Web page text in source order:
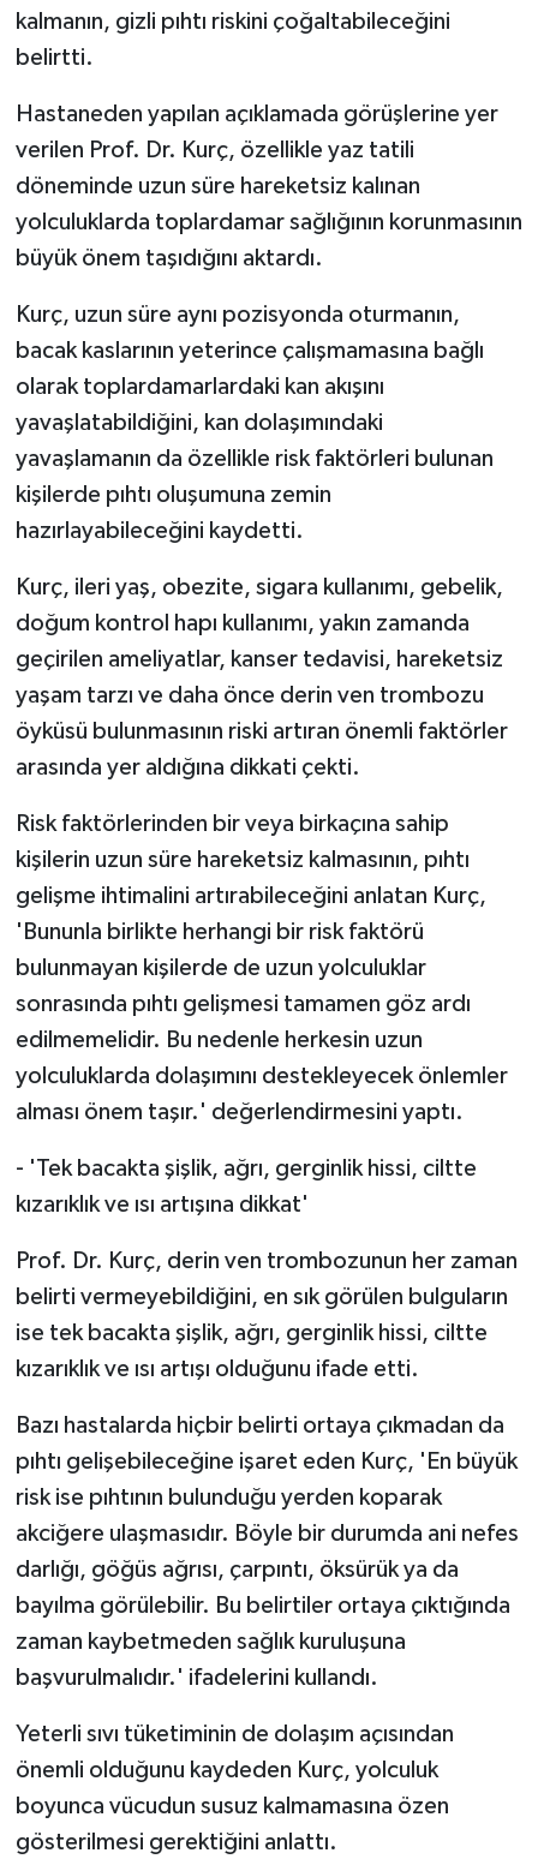
kalmanın, gizli pıhtı riskini çoğaltabileceğini
belirtti.
Hastaneden yapılan açıklamada görüşlerine yer
verilen Prof. Dr. Kurç, özellikle yaz tatili
döneminde uzun süre hareketsiz kalınan
yolculuklarda toplardamar sağlığının korunmasının
büyük önem taşıdığını aktardı.
Kurç, uzun süre aynı pozisyonda oturmanın,
bacak kaslarının yeterince çalışmamasına bağlı
olarak toplardamarlardaki kan akışını
yavaşlatabildiğini, kan dolaşımındaki
yavaşlamanın da özellikle risk faktörleri bulunan
kişilerde pıhtı oluşumuna zemin
hazırlayabileceğini kaydetti.
Kurç, ileri yaş, obezite, sigara kullanımı, gebelik,
doğum kontrol hapı kullanımı, yakın zamanda
geçirilen ameliyatlar, kanser tedavisi, hareketsiz
yaşam tarzı ve daha önce derin ven trombozu
öyküsü bulunmasının riski artıran önemli faktörler
arasında yer aldığına dikkati çekti.
Risk faktörlerinden bir veya birkaçına sahip
kişilerin uzun süre hareketsiz kalmasının, pıhtı
gelişme ihtimalini artırabileceğini anlatan Kurç,
'Bununla birlikte herhangi bir risk faktörü
bulunmayan kişilerde de uzun yolculuklar
sonrasında pıhtı gelişmesi tamamen göz ardı
edilmemelidir. Bu nedenle herkesin uzun
yolculuklarda dolaşımını destekleyecek önlemler
alması önem taşır.' değerlendirmesini yaptı.
- 'Tek bacakta şişlik, ağrı, gerginlik hissi, ciltte
kızarıklık ve ısı artışına dikkat'
Prof. Dr. Kurç, derin ven trombozunun her zaman
belirti vermeyebildiğini, en sık görülen bulguların
ise tek bacakta şişlik, ağrı, gerginlik hissi, ciltte
kızarıklık ve ısı artışı olduğunu ifade etti.
Bazı hastalarda hiçbir belirti ortaya çıkmadan da
pıhtı gelişebileceğine işaret eden Kurç, 'En büyük
risk ise pıhtının bulunduğu yerden koparak
akciğere ulaşmasıdır. Böyle bir durumda ani nefes
darlığı, göğüs ağrısı, çarpıntı, öksürük ya da
bayılma görülebilir. Bu belirtiler ortaya çıktığında
zaman kaybetmeden sağlık kuruluşuna
başvurulmalıdır.' ifadelerini kullandı.
Yeterli sıvı tüketiminin de dolaşım açısından
önemli olduğunu kaydeden Kurç, yolculuk
boyunca vücudun susuz kalmamasına özen
gösterilmesi gerektiğini anlattı.